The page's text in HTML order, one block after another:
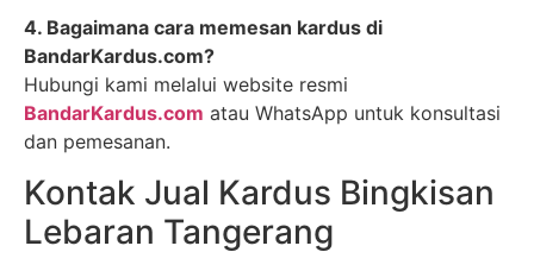
4. Bagaimana cara memesan kardus di
BandarKardus.com?
Hubungi kami melalui website resmi
BandarKardus.com atau WhatsApp untuk konsultasi
dan pemesanan.
Kontak Jual Kardus Bingkisan
Lebaran Tangerang